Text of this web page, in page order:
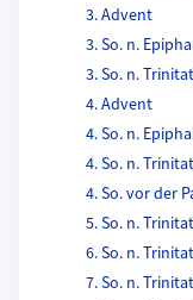
3. Advent
3. So. n.
3. So. n.
4. Advent
4. So. n.
4. So. n.
4. So. vor der
5. So. n.
6. So. n.
7. So. n.